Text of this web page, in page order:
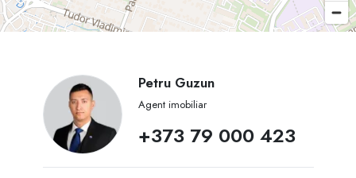
Petru Guzun
Agent imobiliar
+373 79 000 423